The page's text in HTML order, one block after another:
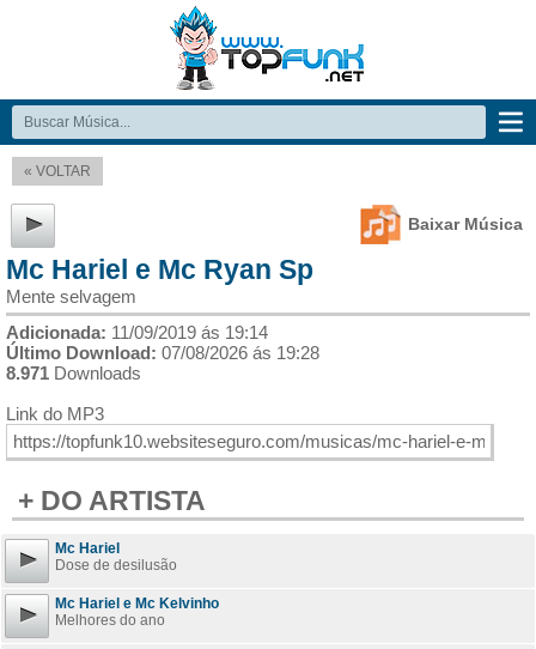
« VOLTAR
Baixar Música
Mc Hariel e Mc Ryan Sp
Mente selvagem
Adicionada: 11/09/2019 ás 19:14
Último Download: 07/08/2026 ás 19:28
8.971 Downloads
Link do MP3
+ DO ARTISTA
Mc Hariel
Dose de desilusão
Mc Hariel e Mc Kelvinho
Melhores do ano